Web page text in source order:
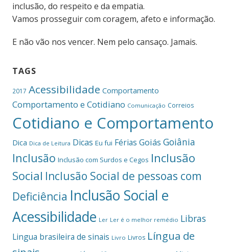
inclusão, do respeito e da empatia.
Vamos prosseguir com coragem, afeto e informação.
E não vão nos vencer. Nem pelo cansaço. Jamais.
TAGS
2017 Acessibilidade Comportamento
Comportamento e Cotidiano Comunicação Correios
Cotidiano e Comportamento
Dica Dica de Leitura Dicas Eu fui Férias Goiás Goiânia
Inclusão Inclusão com Surdos e Cegos Inclusão
Social Inclusão Social de pessoas com
Deficiência Inclusão Social e
Acessibilidade Ler Ler é o melhor remédio Libras
Lingua brasileira de sinais Livro Livros Língua de